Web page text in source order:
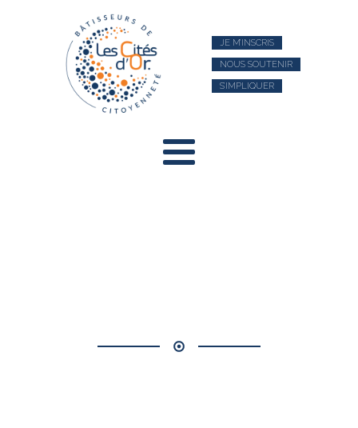
JE M’INSCRIS
NOUS SOUTENIR
S’IMPLIQUER